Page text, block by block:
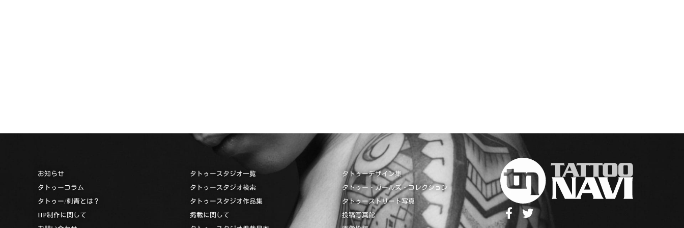
お知らせ
タトゥーコラム
タトゥー/刺青とは？
HP制作に関して
タトゥースタジオ一覧
タトゥースタジオ検索
タトゥースタジオ作品集
掲載に関して
タトゥーデザイン集
タトゥー・ガールズ・コレクション
タトゥーストリート写真
投稿写真館